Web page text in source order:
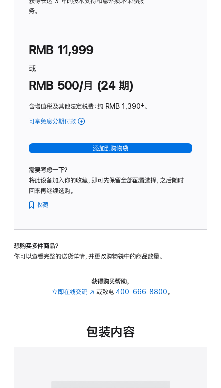
务。
RMB 11,999
或
RMB 500/月 (24 期)
含增值税及其他法定税费：约 RMB 1,390脚
‡。
可享免息分期付款 (Studio
-
标
璃
转
的
添加到购物袋
需要考虑一下？
将此设备加入你的收藏，即可先保留全部配置选择，之后随时
回来再继续选购。
收藏
想购买多件商品？
你可以查看完整的送货详情，并更改购物袋中的商品数量。
获得购买帮助，
立即在线交流 (在
中
或致电 400-666-8800。
包装内容